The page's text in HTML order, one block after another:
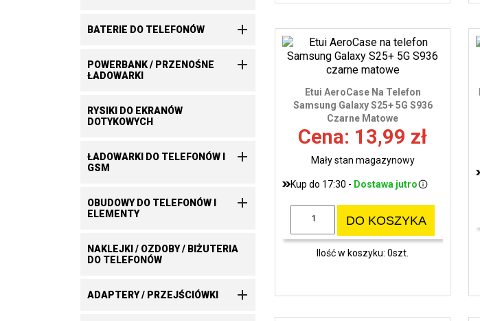
BATERIE DO TELEFONÓW 
POWERBANK / PRZENOŚNE
ŁADOWARKI

RYSIKI DO EKRANÓW
DOTYKOWYCH
ŁADOWARKI DO TELEFONÓW I
GSM

OBUDOWY DO TELEFONÓW I
ELEMENTY

NAKLEJKI / OZDOBY / BIŻUTERIA
DO TELEFONÓW
ADAPTERY / PRZEJŚCIÓWKI 
Etui AeroCase Na Telefon
Samsung Galaxy S25+ 5G S936
Czarne Matowe
Cena: 13,99 zł
Mały stan magazynowy
Kup do 17:30 - Dostawa jutro
DO KOSZYKA
Ilość w koszyku: 0szt.